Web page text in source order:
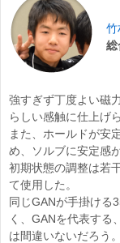
竹
総
強すぎず丁度よい磁
らしい感触に仕上げ
また、ホールドが安
め、ソルブに安定感
初期状態の調整は若
て使用した。
同じGANが手掛ける
く、GANを代表する
は間違いないだろう。